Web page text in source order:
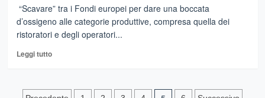
CINELLI
COLOMBINI
PAOLA
LONGO
Castello
Nelson,
consegnati
i
lavori.
“Scavare” tra i Fondi europei per dare una boccata
d’ossigeno alle categorie produttive, compresa quella dei
ristoratori e degli operatori...
Leggi tuttoLeggi